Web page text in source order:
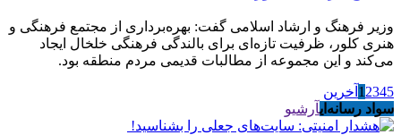
وزیر فرهنگ و ارشاد اسلامی گفت: بهره‌برداری از مجتمع فرهنگی و
هنری کلور، ظرفیت تازه‌ای برای بالندگی فرهنگی خلخال ایجاد
می‌کند و این مجموعه از مطالبات قدیمی مردم منطقه بود.
1 2345
آخرین
سواد رسانه‌ایآرشیو